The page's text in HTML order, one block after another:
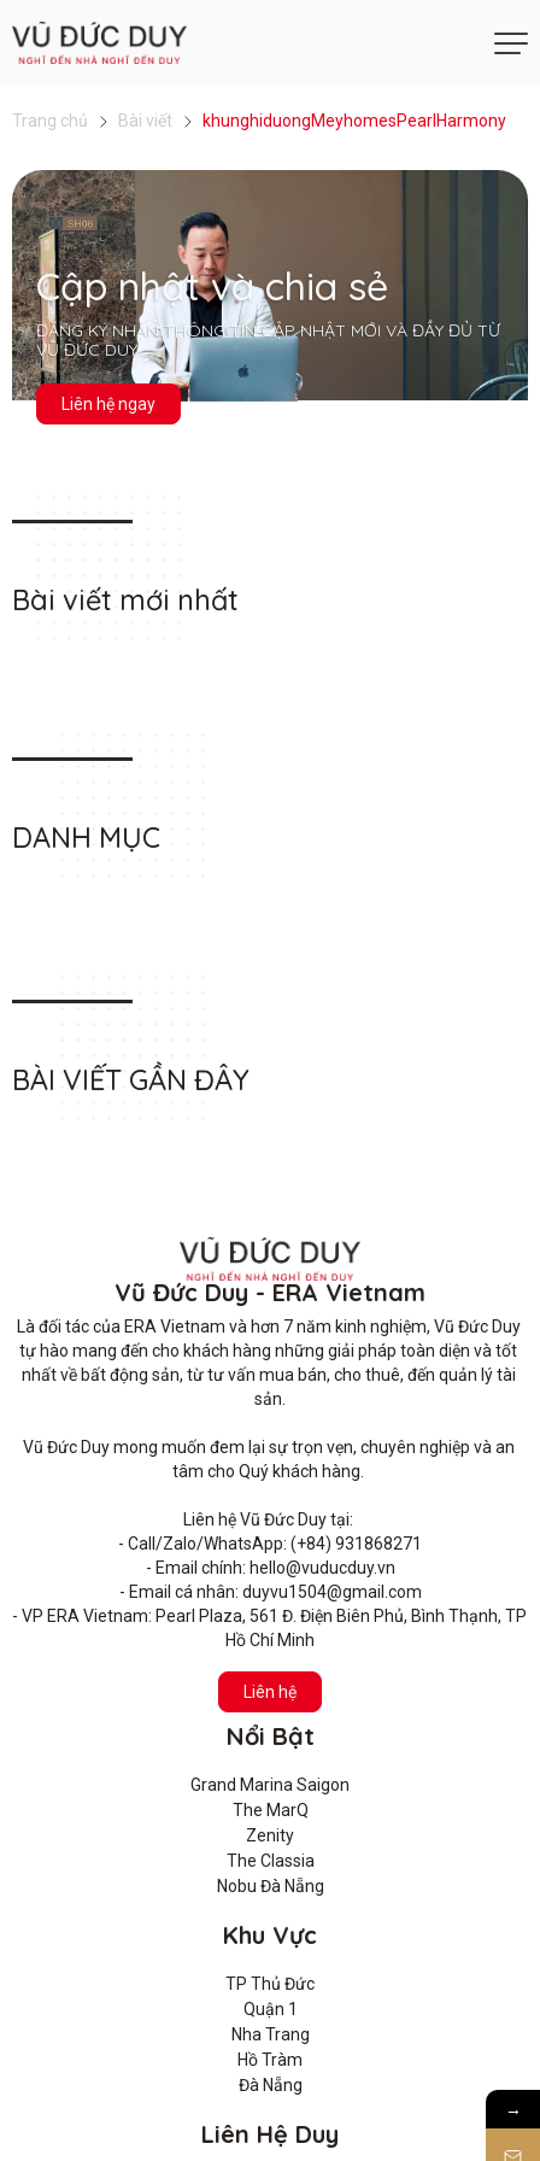
Trang chủ Bài viết khunghiduongMeyhomesPearlHarmony
Cập nhật và chia sẻ
ĐĂNG KÝ NHẬN THÔNG TIN CẬP NHẬT MỚI VÀ ĐẦY ĐỦ TỪ
VŨ ĐỨC DUY
Liên hệ ngay
Bài viết mới nhất
DANH MỤC
BÀI VIẾT GẦN ĐÂY
Vũ Đức Duy - ERA Vietnam
Là đối tác của ERA Vietnam và hơn 7 năm kinh nghiệm, Vũ Đức Duy
tự hào mang đến cho khách hàng những giải pháp toàn diện và tốt
nhất về bất động sản, từ tư vấn mua bán, cho thuê, đến quản lý tài
sản.
Vũ Đức Duy mong muốn đem lại sự trọn vẹn, chuyên nghiệp và an
tâm cho Quý khách hàng.
Liên hệ Vũ Đức Duy tại:
- Call/Zalo/WhatsApp: (+84) 931868271
- Email chính: hello@vuducduy.vn
- Email cá nhân: duyvu1504@gmail.com
- VP ERA Vietnam: Pearl Plaza, 561 Đ. Điện Biên Phủ, Bình Thạnh, TP
Hồ Chí Minh
Liên hệ
Nổi Bật
Grand Marina Saigon
The MarQ
Zenity
The Classia
Nobu Đà Nẵng
Khu Vực
TP Thủ Đức
Quận 1
Nha Trang
Hồ Tràm
Đà Nẵng
Liên Hệ Duy
→